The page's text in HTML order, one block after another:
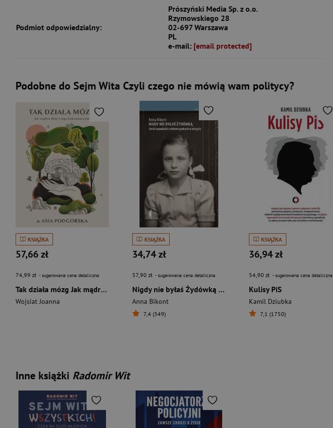
Podmiot odpowiedzialny:
Prószyński Media Sp. z o.o.
Rzymowskiego 28
02-697 Warszawa
PL
e-mail: [email protected]
Podobne do Sejm Wita Czyli czego nie mówią wam politycy?
KSIĄŻKA
57,66 zł
74,99 zł - sugerowana cena detaliczna
Tak działa mózg Jak mądrze dbać o jego funkcjonowanie
Wojsiat Joanna
KSIĄŻKA
34,74 zł
57,90 zł - sugerowana cena detaliczna
Nigdy nie byłaś Żydówką Sześć opowieści o dziewczynkach w ukryciu
Anna Bikont
7,4 (349)
KSIĄŻKA
36,94 zł
54,90 zł - sugerowana cena detaliczna
Kulisy PiS
Kamil Dziubka
7,1 (1750)
Inne książki Radomir Wit